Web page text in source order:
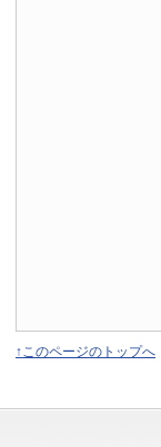
↑このページのトップへ